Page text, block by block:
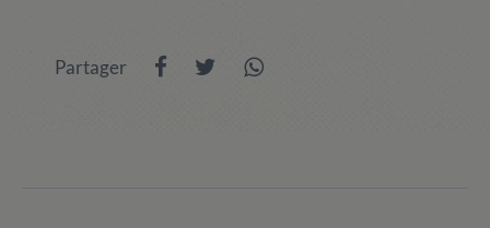
/ Transfert à PortAventura World (sortie
Partager